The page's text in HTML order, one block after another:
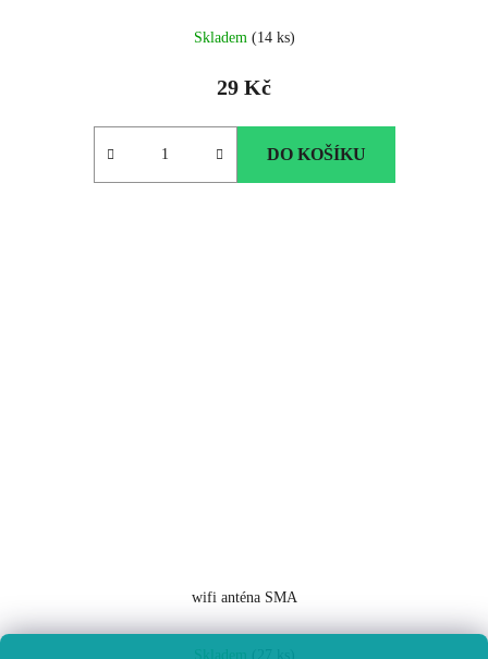
Skladem (14 ks)
29 Kč
DO KOŠÍKU
wifi anténa SMA
Průměrné